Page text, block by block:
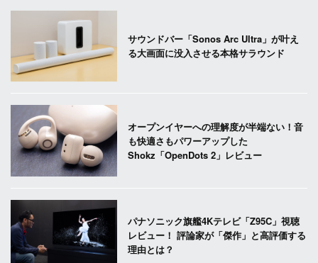
サウンドバー「Sonos Arc Ultra」が叶え
る大画面に没入させる本格サラウンド
オープンイヤーへの理解度が半端ない！音
も快適さもパワーアップした
Shokz「OpenDots 2」レビュー
パナソニック旗艦4Kテレビ「Z95C」視聴
レビュー！ 評論家が「傑作」と高評価する
理由とは？